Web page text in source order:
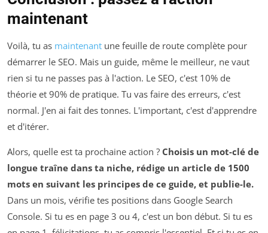
maintenant
Voilà, tu as maintenant une feuille de route complète pour
démarrer le SEO. Mais un guide, même le meilleur, ne vaut
rien si tu ne passes pas à l'action. Le SEO, c'est 10% de
théorie et 90% de pratique. Tu vas faire des erreurs, c'est
normal. J'en ai fait des tonnes. L'important, c'est d'apprendre
et d'itérer.
Alors, quelle est ta prochaine action ? Choisis un mot-clé de
longue traîne dans ta niche, rédige un article de 1500
mots en suivant les principes de ce guide, et publie-le.
Dans un mois, vérifie tes positions dans Google Search
Console. Si tu es en page 3 ou 4, c'est un bon début. Si tu es